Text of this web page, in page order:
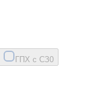
ГПХ с СЗ0